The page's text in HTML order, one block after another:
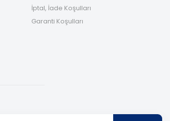
İptal, İade Koşulları
Garanti Koşulları